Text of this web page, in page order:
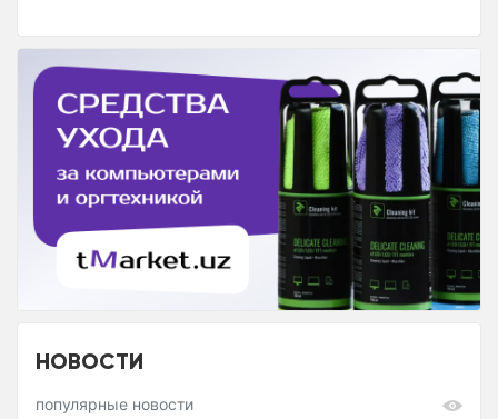
НОВОСТИ
популярные новости